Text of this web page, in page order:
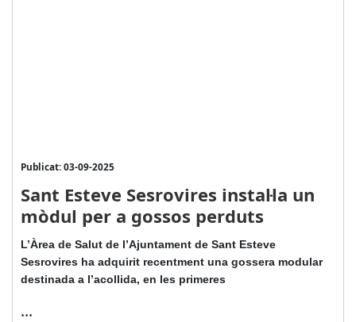
Publicat: 03-09-2025
Sant Esteve Sesrovires instal·la un
mòdul per a gossos perduts
L’Àrea de Salut de l’Ajuntament de Sant Esteve
Sesrovires ha adquirit recentment una gossera modular
destinada a l’acollida, en les primeres
...